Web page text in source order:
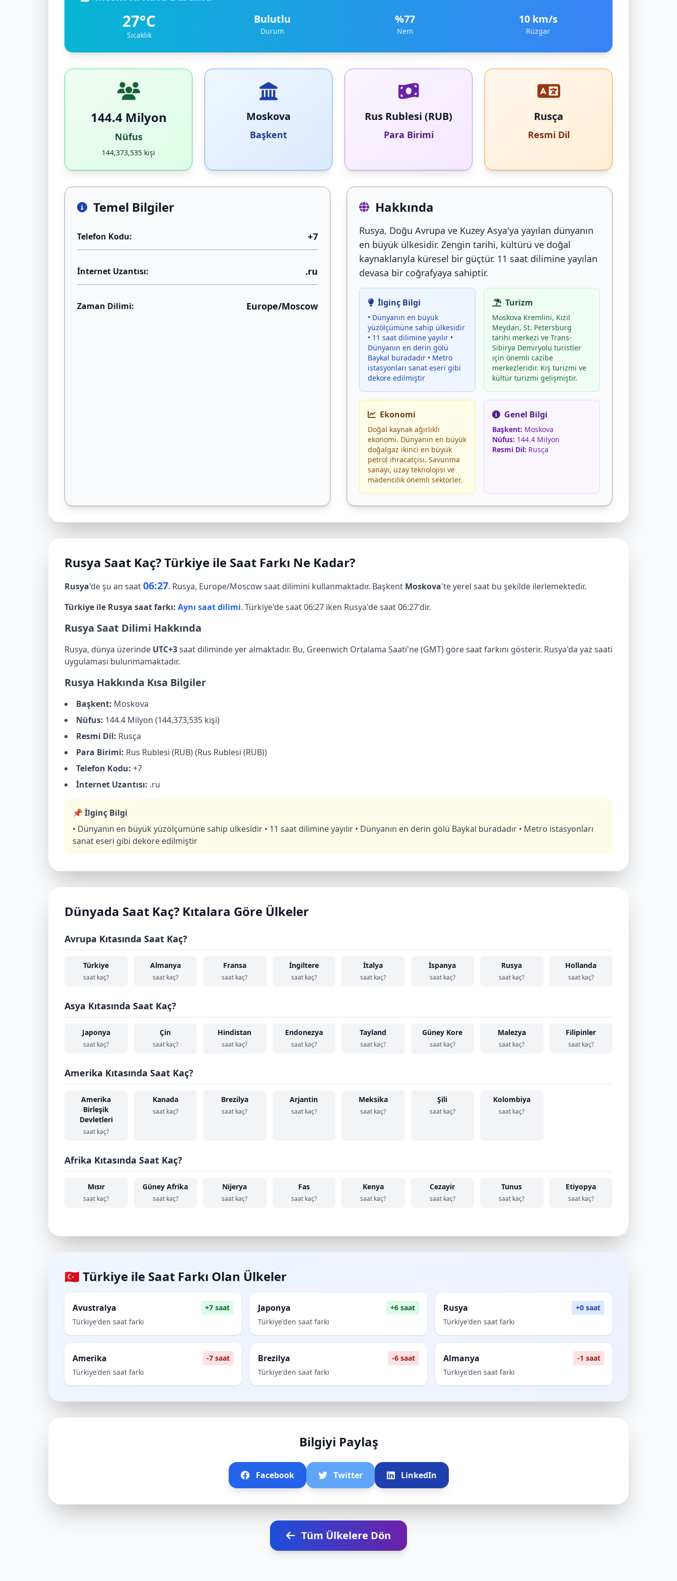
27°C
Sıcaklık
Bulutlu
Durum
%77
Nem
10 km/s
Rüzgar
144.4 Milyon
Nüfus
144,373,535 kişi
Moskova
Başkent
Rus Rublesi (RUB)
Para Birimi
Rusça
Resmi Dil
Temel Bilgiler
Telefon Kodu: +7
İnternet Uzantısı: .ru
Zaman Dilimi: Europe/Moscow
Hakkında
Rusya, Doğu Avrupa ve Kuzey Asya'ya yayılan dünyanın
en büyük ülkesidir. Zengin tarihi, kültürü ve doğal
kaynaklarıyla küresel bir güçtür. 11 saat dilimine yayılan
devasa bir coğrafyaya sahiptir.
İlginç Bilgi
• Dünyanın en büyük
yüzölçümüne sahip ülkesidir
• 11 saat dilimine yayılır •
Dünyanın en derin gölü
Baykal buradadır • Metro
istasyonları sanat eseri gibi
dekore edilmiştir
Turizm
Moskova Kremlini, Kızıl
Meydan, St. Petersburg
tarihi merkezi ve Trans-
Sibirya Demiryolu turistler
için önemli cazibe
merkezleridir. Kış turizmi ve
kültür turizmi gelişmiştir.
Ekonomi
Doğal kaynak ağırlıklı
ekonomi. Dünyanın en büyük
doğalgaz ikinci en büyük
petrol ihracatçısı. Savunma
sanayi, uzay teknolojisi ve
madencilik önemli sektörler.
Genel Bilgi
Başkent: Moskova
Nüfus: 144.4 Milyon
Resmi Dil: Rusça
Rusya Saat Kaç? Türkiye ile Saat Farkı Ne Kadar?
Rusya'de şu an saat06:27. Rusya, Europe/Moscow saat dilimini kullanmaktadır. Başkent Moskova'te yerel saat bu şekilde ilerlemektedir.
Türkiye ile Rusya saat farkı: Aynı saat dilimi. Türkiye'de saat 06:27 iken Rusya'de saat 06:27'dir.
Rusya Saat Dilimi Hakkında
Rusya, dünya üzerinde UTC+3saat diliminde yer almaktadır. Bu, Greenwich Ortalama Saati'ne (GMT) göre saat farkını gösterir. Rusya'da yaz saati
uygulaması bulunmamaktadır.
Rusya Hakkında Kısa Bilgiler
Başkent: Moskova
Nüfus: 144.4 Milyon (144,373,535 kişi)
Resmi Dil: Rusça
Para Birimi: Rus Rublesi (RUB) (Rus Rublesi (RUB))
Telefon Kodu: +7
İnternet Uzantısı: .ru
📌 İlginç Bilgi
• Dünyanın en büyük yüzölçümüne sahip ülkesidir • 11 saat dilimine yayılır • Dünyanın en derin gölü Baykal buradadır • Metro istasyonları
sanat eseri gibi dekore edilmiştir
Dünyada Saat Kaç? Kıtalara Göre Ülkeler
Avrupa Kıtasında Saat Kaç?
Türkiye
saat kaç?
Almanya
saat kaç?
Fransa
saat kaç?
İngiltere
saat kaç?
İtalya
saat kaç?
İspanya
saat kaç?
Rusya
saat kaç?
Hollanda
saat kaç?
Asya Kıtasında Saat Kaç?
Japonya
saat kaç?
Çin
saat kaç?
Hindistan
saat kaç?
Endonezya
saat kaç?
Tayland
saat kaç?
Güney Kore
saat kaç?
Malezya
saat kaç?
Filipinler
saat kaç?
Amerika Kıtasında Saat Kaç?
Amerika
Birleşik
Devletleri
saat kaç?
Kanada
saat kaç?
Brezilya
saat kaç?
Arjantin
saat kaç?
Meksika
saat kaç?
Şili
saat kaç?
Kolombiya
saat kaç?
Afrika Kıtasında Saat Kaç?
Mısır
saat kaç?
Güney Afrika
saat kaç?
Nijerya
saat kaç?
Fas
saat kaç?
Kenya
saat kaç?
Cezayir
saat kaç?
Tunus
saat kaç?
Etiyopya
saat kaç?
🇹🇷 Türkiye ile Saat Farkı Olan Ülkeler
Avustralya
+7 saat
Türkiye'den saat farkı
Japonya
+6 saat
Türkiye'den saat farkı
Rusya
+0 saat
Türkiye'den saat farkı
Amerika
-7 saat
Türkiye'den saat farkı
Brezilya
-6 saat
Türkiye'den saat farkı
Almanya
-1 saat
Türkiye'den saat farkı
Bilgiyi Paylaş
Facebook Twitter LinkedIn
Tüm Ülkelere Dön